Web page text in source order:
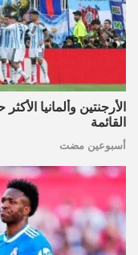
الأرجنتين وألمانيا
القائمة
أسبوعين مضت